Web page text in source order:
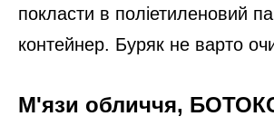
покласти в поліетиленовий
контейнер. Буряк не варто
М'язи обличчя,